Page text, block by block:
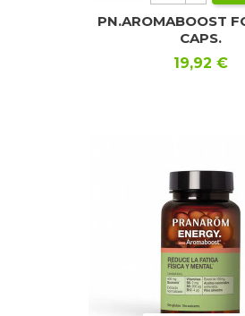
PN.AROMABOOST
CAPS.
Precio
19,92 €